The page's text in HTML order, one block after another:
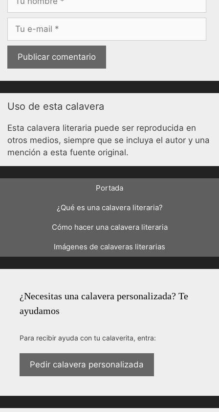
electrónico
Uso de esta calavera
Esta calavera literaria puede ser reproducida en
otros medios, siempre que se incluya el autor y una
mención a esta fuente original.
Portada
¿Qué es una calavera literaria?
Cómo hacer una calavera literaria
Imágenes de calaveras literarias
¿Necesitas una calavera personalizada? Te
ayudamos
Para recibir ayuda con tu calaverita, entra:
Pedir calavera personalizada